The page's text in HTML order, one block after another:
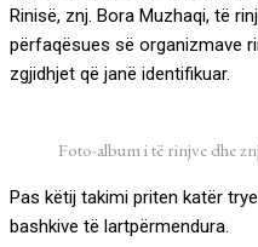
Rinisë, znj. Bora Muzhaqi, të
përfaqësues së organizmave
zgjidhjet që janë identifikuar.
Foto-album i të rinjve dhe
Pas këtij takimi priten katër
bashkive të lartpërmendura.